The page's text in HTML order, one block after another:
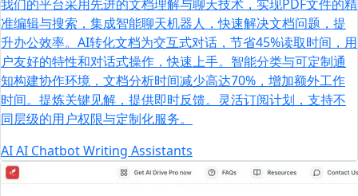
我们的平台采用先进的文档理解与聊天技术，实现PDF文件的精
准编辑与搜索，集成智能聊天机器人，快速解决文档问题，提
升办公效率。AI转化文档为交互式对话，节省45%读取时间，用
户友好的特性和对话式操作，快速上手。智能分类与可定制通
知构建协作环境，文档分析时间减少高达70%，增加额外工作
时间。提炼关键见解，提供即时反馈。灵活订阅计划，支持不
同层级的用户权限与定制化服务。
AIAI ChatbotWriting Assistants